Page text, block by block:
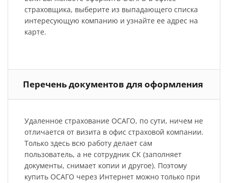
страховщика, выберите из выпадающего списка
интересующую компанию и узнайте ее адрес на
карте.
Перечень документов для оформления
Удаленное страхование ОСАГО, по сути, ничем не
отличается от визита в офис страховой компании.
Только здесь всю работу делает сам
пользователь, а не сотрудник СК (заполняет
документы, снимает копии и другое). Поэтому
купить ОСАГО через Интернет можно только при